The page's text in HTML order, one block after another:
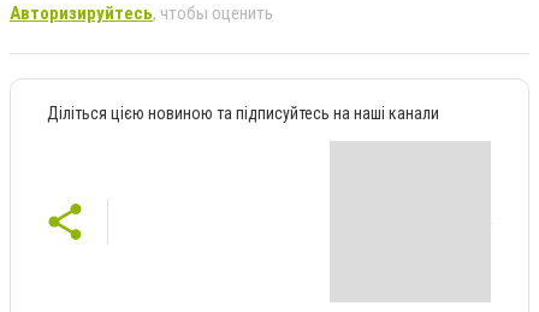
Авторизируйтесь, чтобы оценить
Діліться цією новиною та підписуйтесь на наші канали